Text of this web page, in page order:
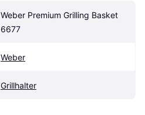
Weber Premium Grilling Basket
6677
Weber
Grillhalter